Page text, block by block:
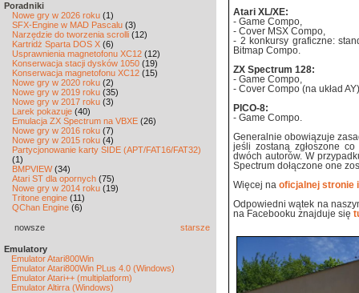
Poradniki
Nowe gry w 2026 roku (1)
SFX-Engine w MAD Pascalu (3)
Narzędzie do tworzenia scrolli (12)
Kartridż Sparta DOS X (6)
Usprawnienia magnetofonu XC12 (12)
Konserwacja stacji dysków 1050 (19)
Konserwacja magnetofonu XC12 (15)
Nowe gry w 2020 roku (2)
Nowe gry w 2019 roku (35)
Nowe gry w 2017 roku (3)
Larek pokazuje (40)
Emulacja ZX Spectrum na VBXE (26)
Nowe gry w 2016 roku (7)
Nowe gry w 2015 roku (4)
Partycjonowanie karty SIDE (APT/FAT16/FAT32)
(1)
BMPVIEW(34)
Atari ST dla opornych (75)
Nowe gry w 2014 roku (19)
Tritone engine (11)
QChan Engine (6)
nowsze starsze
Emulatory
Emulator Atari800Win
Emulator Atari800Win PLus 4.0 (Windows)
Emulator Atari++ (multiplatform)
Emulator Altirra (Windows)
Atari XL/XE:
- Game Compo,
- Cover MSX Compo,
- 2 konkursy graficzne:
Bitmap Compo.
ZX Spectrum 128:
- Game Compo,
- Cover Compo (na układ
PICO-8:
- Game Compo.
Generalnie obowiązuje
jeśli zostaną zgłoszone
dwóch autorów. W
Spectrum dołączone one
Więcej na oficjalnej stronie
Odpowiedni wątek na
na Facebooku znajduje się